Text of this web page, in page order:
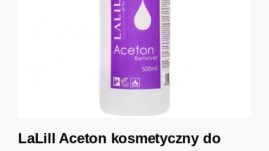
LaLill Aceton kosmetyczny do